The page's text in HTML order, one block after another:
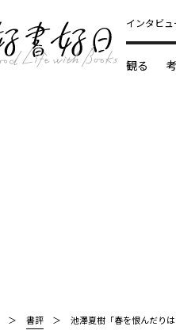
インタビュ
観る
書評 池澤夏樹「春を恨んだり